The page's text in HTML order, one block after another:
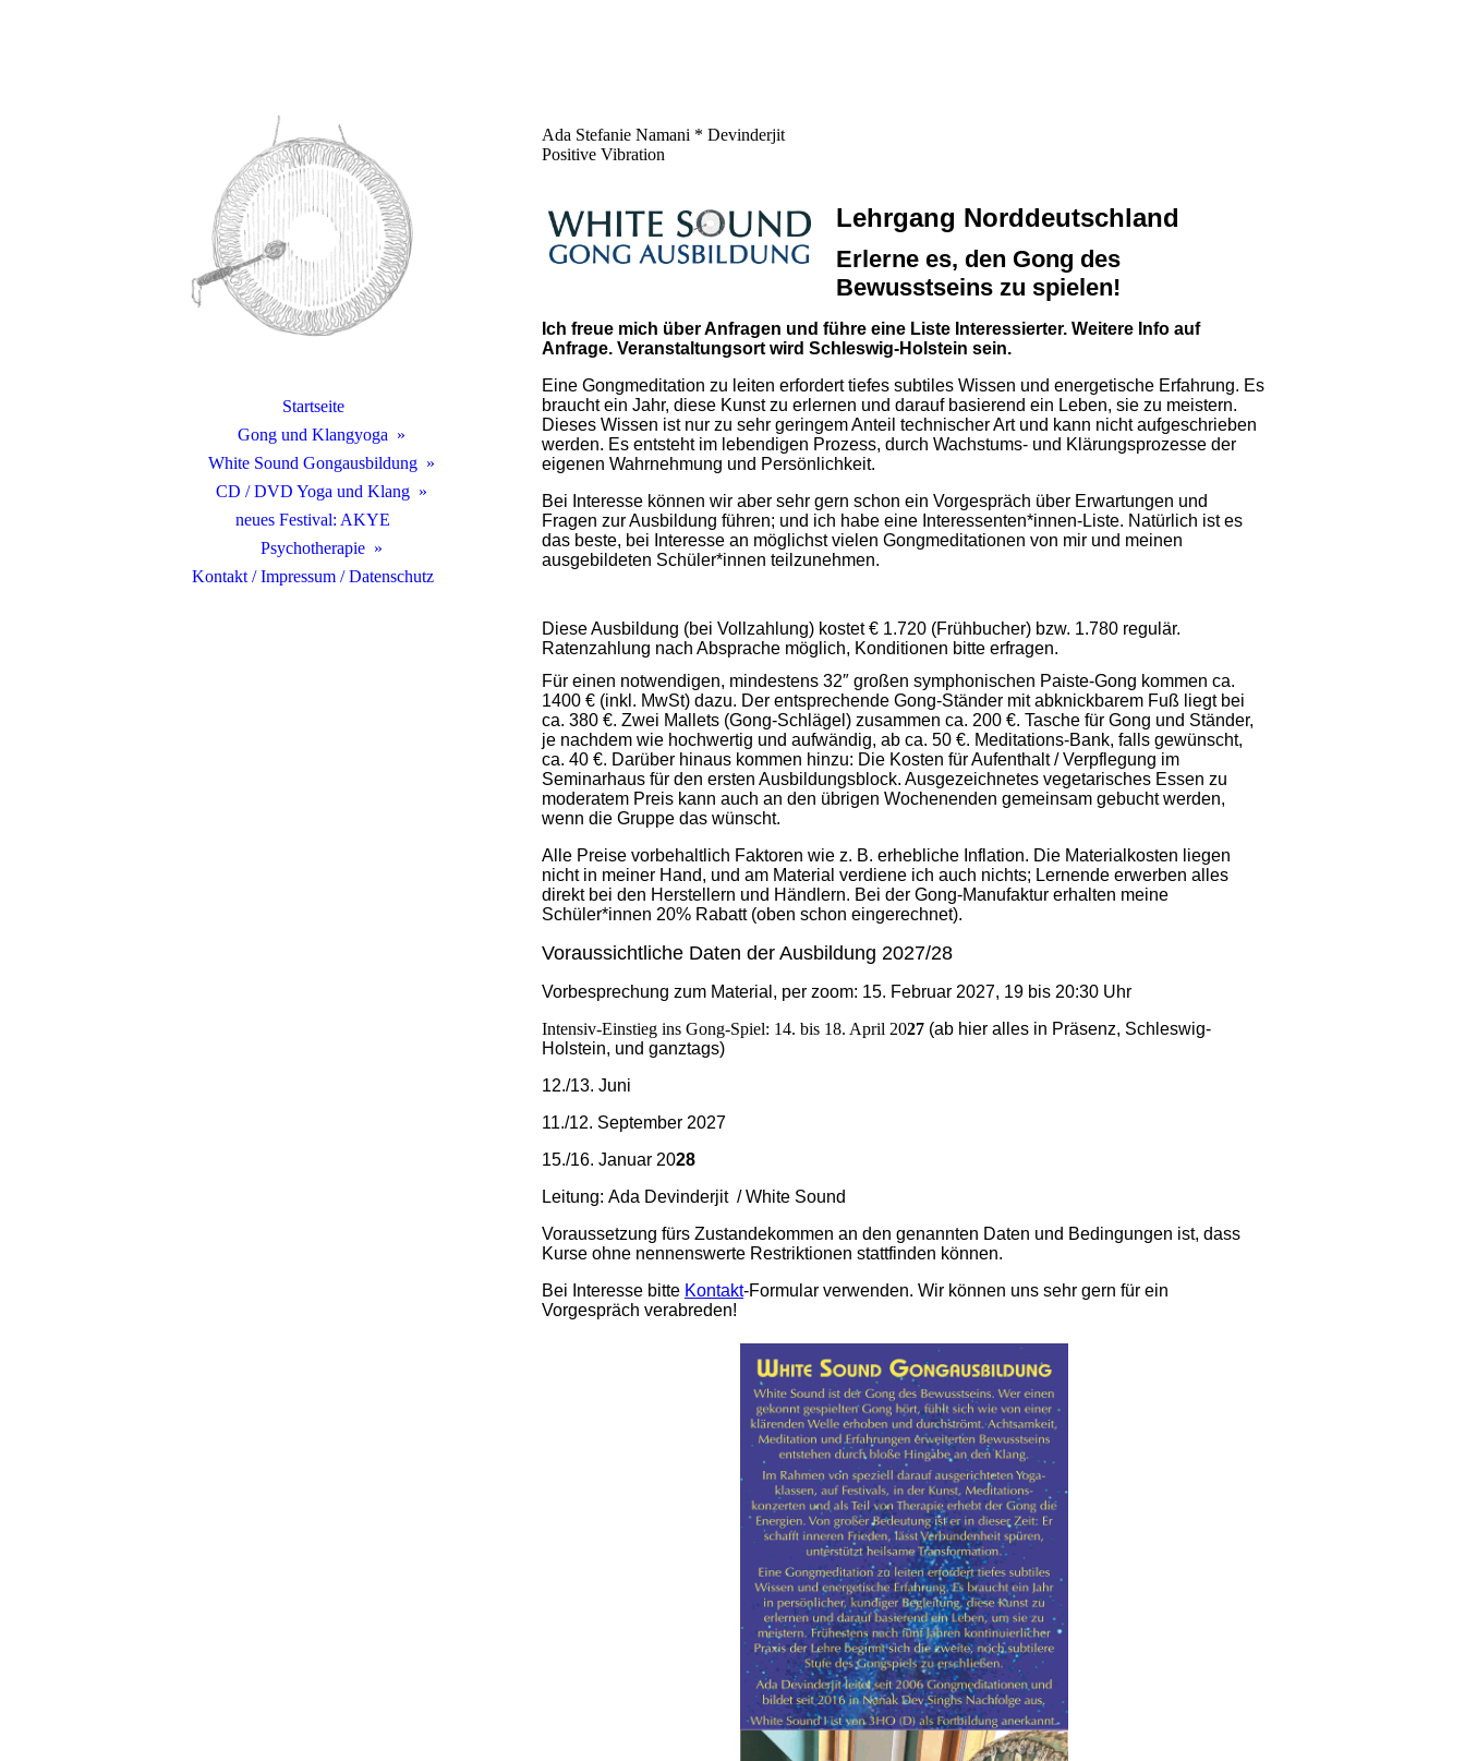
Startseite
Gong und Klangyoga
White Sound Gongausbildung
CD / DVD Yoga und Klang
neues Festival: AKYE
Psychotherapie
Kontakt / Impressum / Datenschutz
Ada Stefanie Namani * Devinderjit
Positive Vibration
Lehrgang Norddeutschland
Erlerne es, den Gong des
Bewusstseins zu spielen!
Ich freue mich über Anfragen und führe eine Liste Interessierter. Weitere Info auf
Anfrage. Veranstaltungsort wird Schleswig-Holstein sein.
Eine Gongmeditation zu leiten erfordert tiefes subtiles Wissen und energetische Erfahrung. Es
braucht ein Jahr, diese Kunst zu erlernen und darauf basierend ein Leben, sie zu meistern.
Dieses Wissen ist nur zu sehr geringem Anteil technischer Art und kann nicht aufgeschrieben
werden. Es entsteht im lebendigen Prozess, durch Wachstums- und Klärungsprozesse der
eigenen Wahrnehmung und Persönlichkeit.
Bei Interesse können wir aber sehr gern schon ein Vorgespräch über Erwartungen und
Fragen zur Ausbildung führen; und ich habe eine Interessenten*innen-Liste. Natürlich ist es
das beste, bei Interesse an möglichst vielen Gongmeditationen von mir und meinen
ausgebildeten Schüler*innen teilzunehmen.
Diese Ausbildung (bei Vollzahlung) kostet € 1.720 (Frühbucher) bzw. 1.780 regulär.
Ratenzahlung nach Absprache möglich, Konditionen bitte erfragen.
Für einen notwendigen, mindestens 32″ großen symphonischen Paiste-Gong kommen ca.
1400 € (inkl. MwSt) dazu. Der entsprechende Gong-Ständer mit abknickbarem Fuß liegt bei
ca. 380 €. Zwei Mallets (Gong-Schlägel) zusammen ca. 200 €. Tasche für Gong und Ständer,
je nachdem wie hochwertig und aufwändig, ab ca. 50 €. Meditations-Bank, falls gewünscht,
ca. 40 €. Darüber hinaus kommen hinzu: Die Kosten für Aufenthalt / Verpflegung im
Seminarhaus für den ersten Ausbildungsblock. Ausgezeichnetes vegetarisches Essen zu
moderatem Preis kann auch an den übrigen Wochenenden gemeinsam gebucht werden,
wenn die Gruppe das wünscht.
Alle Preise vorbehaltlich Faktoren wie z. B. erhebliche Inflation. Die Materialkosten liegen
nicht in meiner Hand, und am Material verdiene ich auch nichts; Lernende erwerben alles
direkt bei den Herstellern und Händlern. Bei der Gong-Manufaktur erhalten meine
Schüler*innen 20% Rabatt (oben schon eingerechnet).
Voraussichtliche Daten der Ausbildung 2027/28
Vorbesprechung zum Material, per zoom: 15. Februar 2027, 19 bis 20:30 Uhr
Intensiv-Einstieg ins Gong-Spiel: 14. bis 18. April 2027 (ab hier alles in Präsenz, Schleswig-
Holstein, und ganztags)
12./13. Juni
11./12. September 2027
15./16. Januar 2028
Leitung: Ada Devinderjit / White Sound
Voraussetzung fürs Zustandekommen an den genannten Daten und Bedingungen ist, dass
Kurse ohne nennenswerte Restriktionen stattfinden können.
Bei Interesse bitte Kontakt-Formular verwenden. Wir können uns sehr gern für ein
Vorgespräch verabreden!